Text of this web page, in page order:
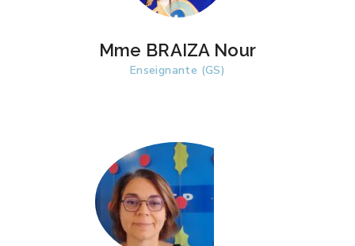
Mme BRAIZA Nour
Enseignante (GS)